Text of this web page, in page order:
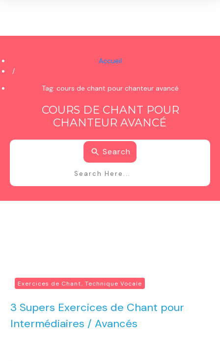
Accueil
/
Tag: cours de chant pour chanteur avancé
COURS DE CHANT POUR
CHANTEUR AVANCÉ
Search
Exercices de Chant, Technique Vocale
3 Supers Exercices de Chant pour
Intermédiaires / Avancés